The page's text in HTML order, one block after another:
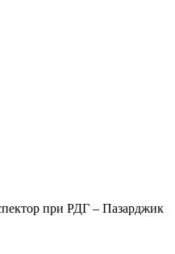
при РДГ – Пазарджик